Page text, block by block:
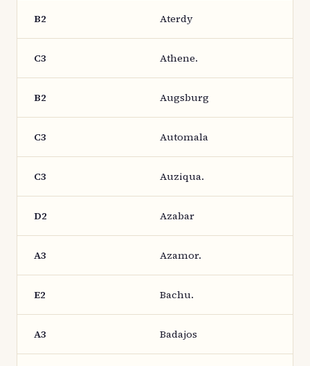
B2 Aterdy
C3 Athene.
B2 Augsburg
C3 Automala
C3 Auziqua.
D2 Azabar
A3 Azamor.
E2 Bachu.
A3 Badajos